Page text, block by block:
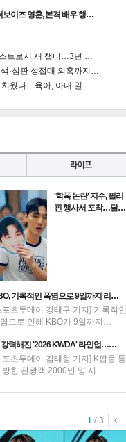
보이즈 영훈, 본격 배우 행…
트로서 새 챕터…3년 …
·심판 성접대 의혹까지…
치웠다…육아, 아내 일…
'학폭 논란' 지수, 필리
핀 행사서 포착…달…
기록적인 폭염으로 9일까지 리…
포츠투데이 강태구 기자] 기록적인
으로 인해 KBO가 9일까지…
강력해진 '2026 KWDA' 라인업……
포츠투데이 김태형 기자] K팝을 통
방한 관광객 2000만 명 시…
1 / 3